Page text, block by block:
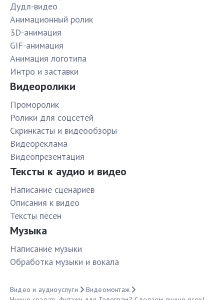
Дудл-видео
Анимационный ролик
3D-анимация
GIF-анимация
Анимация логотипа
Интро и заставки
Видеоролики
Проморолик
Ролики для соцсетей
Скринкасты и видеообзоры
Видеореклама
Видеопрезентация
Тексты к аудио и видео
Написание сценариев
Описания к видео
Тексты песен
Музыка
Написание музыки
Обработка музыки и вокала
Видео и аудиоуслуги
Видеомонтаж